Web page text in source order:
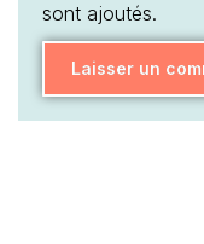
sont ajoutés.